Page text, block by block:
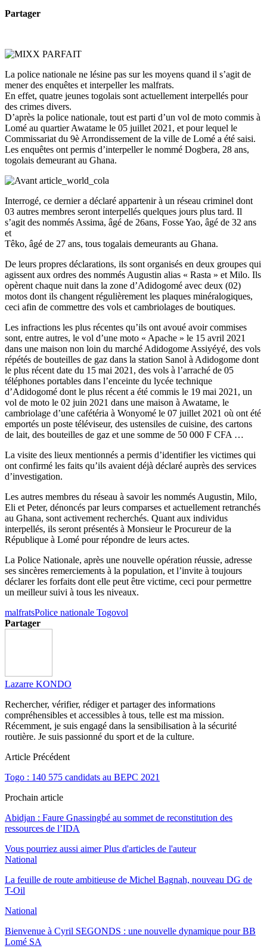
Partager
La police nationale ne lésine pas sur les moyens quand il s’agit de
mener des enquêtes et interpeller les malfrats.
En effet, quatre jeunes togolais sont actuellement interpellés pour
des crimes divers.
D’après la police nationale, tout est parti d’un vol de moto commis à
Lomé au quartier Awatame le 05 juillet 2021, et pour lequel le
Commissariat du 9è Arrondissement de la ville de Lomé a été saisi.
Les enquêtes ont permis d’interpeller le nommé Dogbera, 28 ans,
togolais demeurant au Ghana.
Interrogé, ce dernier a déclaré appartenir à un réseau criminel dont
03 autres membres seront interpellés quelques jours plus tard. Il
s’agit des nommés Assima, âgé de 26ans, Fosse Yao, âgé de 32 ans
et
Têko, âgé de 27 ans, tous togalais demeurants au Ghana.
De leurs propres déclarations, ils sont organisés en deux groupes qui
agissent aux ordres des nommés Augustin alias « Rasta » et Milo. Ils
opèrent chaque nuit dans la zone d’Adidogomé avec deux (02)
motos dont ils changent régulièrement les plaques minéralogiques,
ceci afin de commettre des vols et cambriolages de boutiques.
Les infractions les plus récentes qu’ils ont avoué avoir commises
sont, entre autres, le vol d’une moto « Apache » le 15 avril 2021
dans une maison non loin du marché Adidogome Assiyéyé, des vols
répétés de bouteilles de gaz dans la station Sanol à Adidogome dont
le plus récent date du 15 mai 2021, des vols à l’arraché de 05
téléphones portables dans l’enceinte du lycée technique
d’Adidogomé dont le plus récent a été commis le 19 mai 2021, un
vol de moto le 02 juin 2021 dans une maison à Awatame, le
cambriolage d’une cafétéria à Wonyomé le 07 juillet 2021 où ont été
emportés un poste téléviseur, des ustensiles de cuisine, des cartons
de lait, des bouteilles de gaz et une somme de 50 000 F CFA …
La visite des lieux mentionnés a permis d’identifier les victimes qui
ont confirmé les faits qu’ils avaient déjà déclaré auprès des services
d’investigation.
Les autres membres du réseau à savoir les nommés Augustin, Milo,
Eli et Peter, dénoncés par leurs comparses et actuellement retranchés
au Ghana, sont activement recherchés. Quant aux individus
interpellés, ils seront présentés à Monsieur le Procureur de la
République à Lomé pour répondre de leurs actes.
La Police Nationale, après une nouvelle opération réussie, adresse
ses sincères remerciements à la population, et l’invite à toujours
déclarer les forfaits dont elle peut être victime, ceci pour permettre
un meilleur suivi à tous les niveaux.
malfratsPolice nationale Togovol
Partager
Lazarre KONDO
Rechercher, vérifier, rédiger et partager des informations
compréhensibles et accessibles à tous, telle est ma mission.
Récemment, je suis engagé dans la sensibilisation à la sécurité
routière. Je suis passionné du sport et de la culture.
Article Précédent
Togo : 140 575 candidats au BEPC 2021
Prochain article
Abidjan : Faure Gnassingbé au sommet de reconstitution des
ressources de l’IDA
Vous pourriez aussi aimer Plus d'articles de l'auteur
National
La feuille de route ambitieuse de Michel Bagnah, nouveau DG de
T-Oil
National
Bienvenue à Cyril SEGONDS : une nouvelle dynamique pour BB
Lomé SA